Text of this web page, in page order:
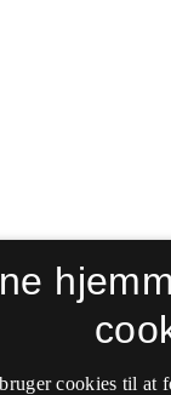
cookies til at